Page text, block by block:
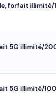
forfait illimité/
5G illimité/
5G illimité/